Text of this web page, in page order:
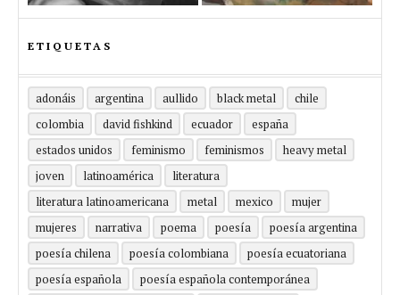
ETIQUETAS
adonáis argentina aullido black metal
chile
colombia
david fishkind ecuador
españa
estados unidos
feminismo feminismos
heavy metal
joven
latinoamérica
literatura
literatura latinoamericana
metal mexico
mujer
mujeres
narrativa poema poesía
poesía argentina
poesía chilena
poesía colombiana
poesía ecuatoriana
poesía española
poesía española contemporánea